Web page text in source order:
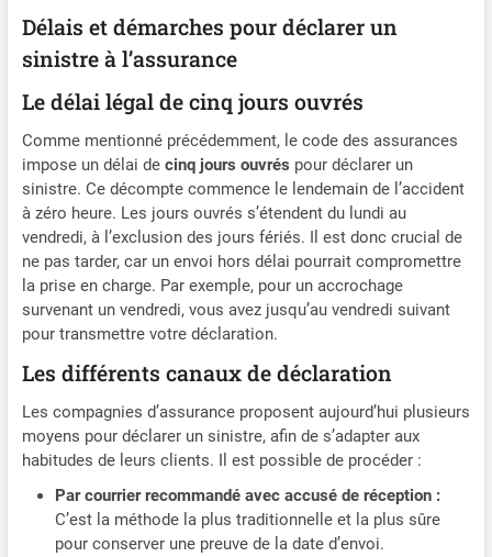
Délais et démarches pour déclarer un
sinistre à l’assurance
Le délai légal de cinq jours ouvrés
Comme mentionné précédemment, le code des assurances
impose un délai de cinq jours ouvrés pour déclarer un
sinistre. Ce décompte commence le lendemain de l’accident
à zéro heure. Les jours ouvrés s’étendent du lundi au
vendredi, à l’exclusion des jours fériés. Il est donc crucial de
ne pas tarder, car un envoi hors délai pourrait compromettre
la prise en charge. Par exemple, pour un accrochage
survenant un vendredi, vous avez jusqu’au vendredi suivant
pour transmettre votre déclaration.
Les différents canaux de déclaration
Les compagnies d’assurance proposent aujourd’hui plusieurs
moyens pour déclarer un sinistre, afin de s’adapter aux
habitudes de leurs clients. Il est possible de procéder :
Par courrier recommandé avec accusé de réception :
C’est la méthode la plus traditionnelle et la plus sûre
pour conserver une preuve de la date d’envoi.